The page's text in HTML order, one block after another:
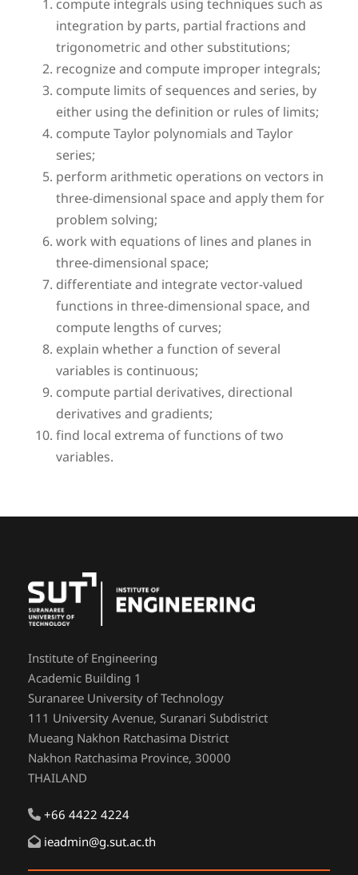
compute integrals using techniques such as
integration by parts, partial fractions and
trigonometric and other substitutions;
recognize and compute improper integrals;
compute limits of sequences and series, by
either using the definition or rules of limits;
compute Taylor polynomials and Taylor
series;
perform arithmetic operations on vectors in
three-dimensional space and apply them for
problem solving;
work with equations of lines and planes in
three-dimensional space;
differentiate and integrate vector-valued
functions in three-dimensional space, and
compute lengths of curves;
explain whether a function of several
variables is continuous;
compute partial derivatives, directional
derivatives and gradients;
find local extrema of functions of two
variables.
Institute of Engineering
Academic Building 1
Suranaree University of Technology
111 University Avenue, Suranari Subdistrict
Mueang Nakhon Ratchasima District
Nakhon Ratchasima Province, 30000
THAILAND
+66 4422 4224
ieadmin@g.sut.ac.th